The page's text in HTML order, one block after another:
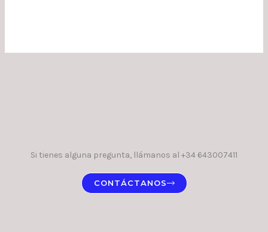
Si tienes alguna pregunta, llámanos al +34 643007411
CONTÁCTANOS